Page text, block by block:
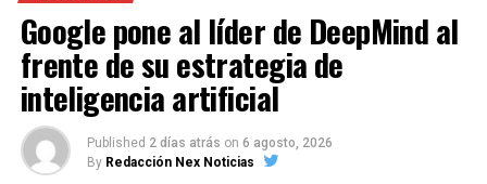
Google pone al líder de DeepMind al
frente de su estrategia de
inteligencia artificial
Published 2 días atrás on 6 agosto, 2026
By Redacción Nex Noticias